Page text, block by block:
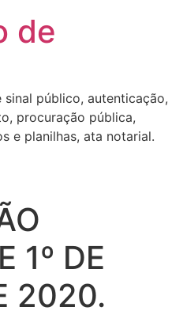
de
público, autenticação,
procuração pública,
e planilhas, ata notarial.
1º DE
2020.